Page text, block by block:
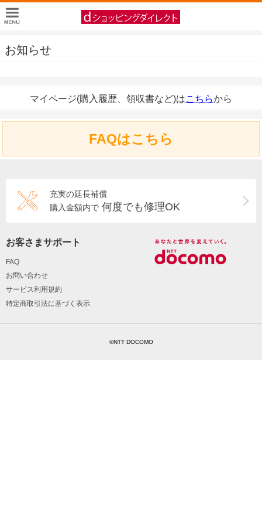
お知らせ
マイページ(購入履歴、領収書など)はこちらから
FAQはこちら
充実の延長補償
購入金額内で 何度でも修理OK
お客さまサポート
FAQ
お問い合わせ
サービス利用規約
特定商取引法に基づく表示
©NTT DOCOMO